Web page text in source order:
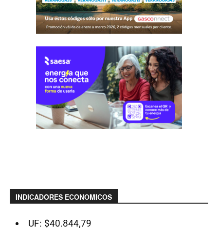
INDICADORES ECONOMICOS
UF: $40.844,79